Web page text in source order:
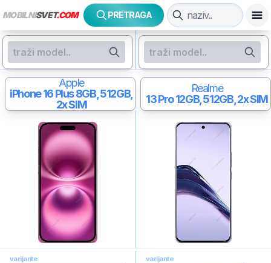
MOBILNISVET.COM PRETRAGA
Apple
iPhone 16 Plus8GB, 512GB,
2x SIM
Realme
13 Pro12GB, 512GB, 2x SIM
varijante varijante